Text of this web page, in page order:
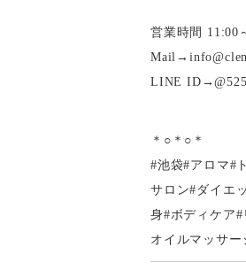
営業時間 11:00
LINE
＊○＊○＊
#池袋#アロマ#
サロン#ダイエ
身#ボディケア
オイルマッサ